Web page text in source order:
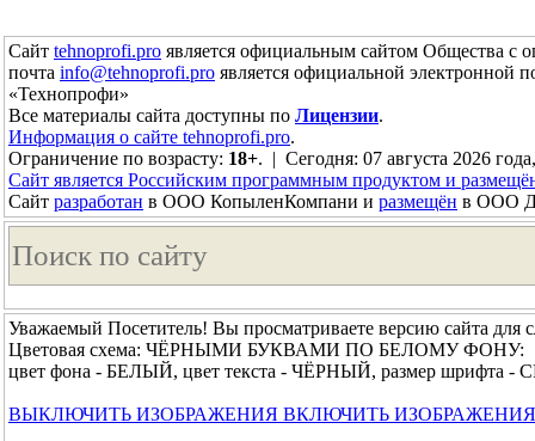
Сайт tehnoprofi.pro является официальным сайтом Общества с
почта info@tehnoprofi.pro является официальной электронной
«Технопрофи»
Все материалы сайта доступны по Лицензии.
Информация о сайте tehnoprofi.pro.
Ограничение по возрасту: 18+. | Сегодня: 07 августа 2026
Сайт является Российским программным продуктом и
Сайт разработан в ООО КопыленКомпани и размещён в ООО
Уважаемый Посетитель! Вы просматриваете версию сайта для
Цветовая схема: ЧЁРНЫМИ БУКВАМИ ПО БЕЛОМУ ФОНУ:
цвет фона - БЕЛЫЙ, цвет текста - ЧЁРНЫЙ, размер шрифта
ВЫКЛЮЧИТЬ ИЗОБРАЖЕНИЯ ВКЛЮЧИТЬ ИЗОБРАЖЕНИЯ